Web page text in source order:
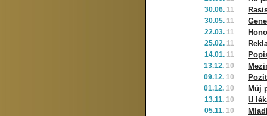
30.06. 11
30.05. 11
22.03. 11
25.02. 11
14.01. 11
13.12. 10
09.12. 10
01.12. 10 Můj
13.11. 10 U
05.11. 10